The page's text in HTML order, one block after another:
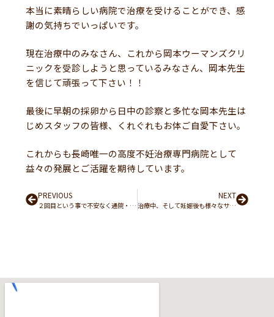
本当に素晴らしい病院で治療を受けることができ、感
謝の気持ちでいっぱいです。
現在治療中のみなさん、これから岡本ウーマンズクリ
ニックを受診しようと思っているみなさん、岡本先生
を信じて頑張って下さい！！
最後に早朝の採卵から日中の診察と多忙な岡本先生は
じめスタッフの皆様、くれぐれもお体ご自愛下さい。
これからも長崎唯一の高度不妊治療専門病院として
益々の発展とご活躍を期待しています。
PrevPREVIOUS
２回目という事で不安なく通院・治療ができ、夫や先生、病院のスタッフの皆様に支えられました。
NEXT
治療中、そして妊娠後も様々なサポートをして頂き本当に心強かったです。Next